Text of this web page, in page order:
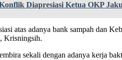
Diapresiasi Ketua OKP
atas adanya bank sampah dan
Krisningsih.
sekali dengan adanya kerja